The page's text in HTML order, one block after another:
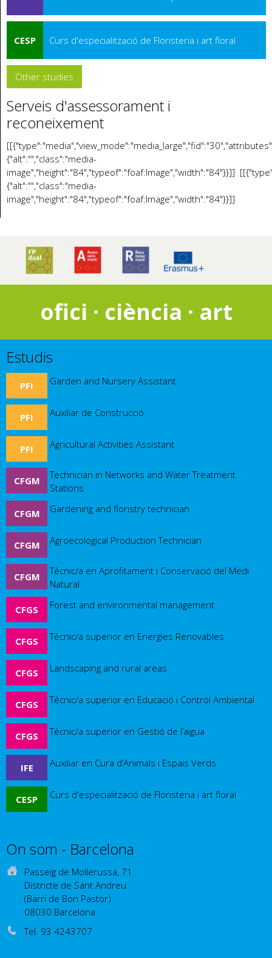
CESP Curs d'especialització de Floristeria i art floral
Other studies
Serveis d'assessorament i
reconeixement
{"alt":"","class":"media-
image","height":"84","typeof":"foaf:Image","width":"84"}}]]
{"alt":"","class":"media-
image","height":"84","typeof":"foaf:Image","width":"84"}}]]
ofici · ciència · art
Estudis
PFI Garden and Nursery Assistant
PFI Auxiliar de Construcció
PFI Agricultural Activities Assistant
CFGM
Technician in Networks and Water Treatment
Stations
CFGM Gardening and floristry technician
CFGM Agroecological Production Technician
CFGM
Tècnic/a en Aprofitament i Conservació del Medi
Natural
CFGS Forest and environmental management
CFGS Tècnic/a superior en Energies Renovables
CFGS Landscaping and rural areas
CFGS Tècnic/a superior en Educació i Control Ambiental
CFGS Tècnic/a superior en Gestió de l’aigua
IFE Auxiliar en Cura d’Animals i Espais Verds
CESP Curs d'especialització de Floristeria i art floral
On som - Barcelona
Passeig de Mollerussa, 71
Districte de Sant Andreu
(Barri de Bon Pastor)
08030 Barcelona
Tel. 93 4243707